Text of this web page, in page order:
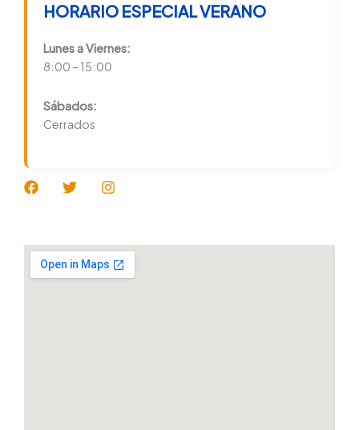
HORARIO ESPECIAL VERANO
Lunes a Viernes:
8:00 – 15:00
Sábados:
Cerrados